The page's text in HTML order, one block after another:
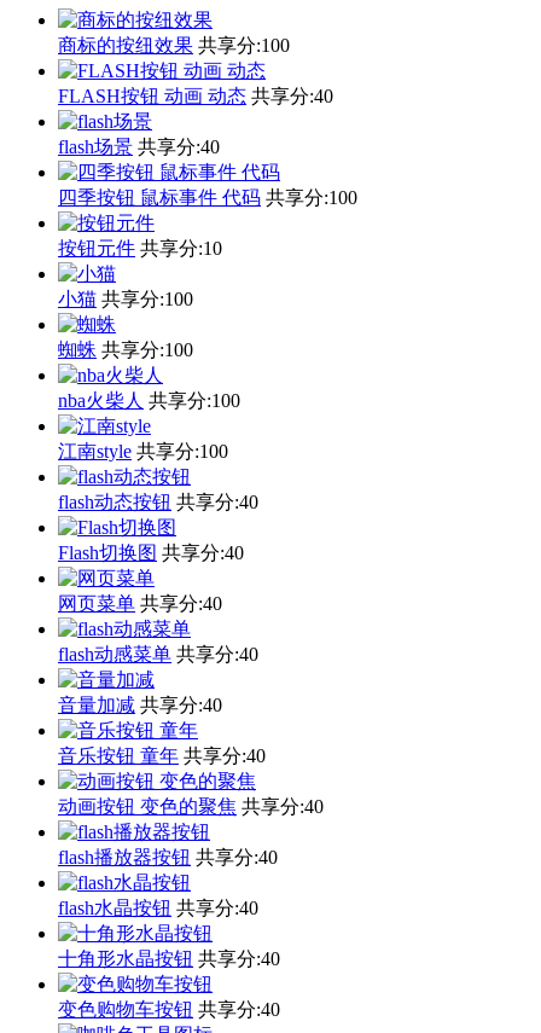
商标的按纽效果 共享分:100
FLASH按钮 动画 动态 共享分:40
flash场景 共享分:40
四季按钮 鼠标事件 代码 共享分:100
按钮元件 共享分:10
小猫 共享分:100
蜘蛛 共享分:100
nba火柴人 共享分:100
江南style 共享分:100
flash动态按钮 共享分:40
Flash切换图 共享分:40
网页菜单 共享分:40
flash动感菜单 共享分:40
音量加减 共享分:40
音乐按钮 童年 共享分:40
动画按钮 变色的聚焦 共享分:40
flash播放器按钮 共享分:40
flash水晶按钮 共享分:40
十角形水晶按钮 共享分:40
变色购物车按钮 共享分:40